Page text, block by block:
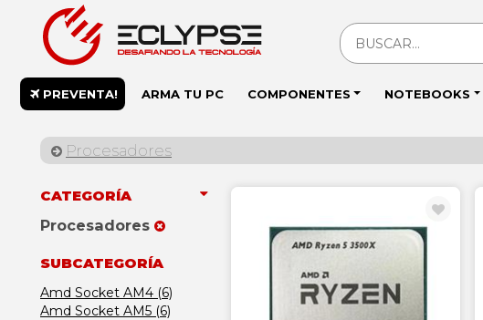
PREVENTA! ARMA TU PC COMPONENTES NOTEBOOKS
Procesadores
CATEGORÍA
Procesadores
SUBCATEGORÍA
Amd Socket AM4 (6)
Amd Socket AM5 (6)